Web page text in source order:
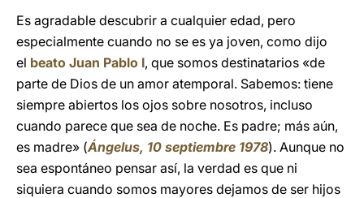
Es agradable descubrir a cualquier edad, pero
especialmente cuando no se es ya joven, como dijo
el beato Juan Pablo I, que somos destinatarios «de
parte de Dios de un amor atemporal. Sabemos: tiene
siempre abiertos los ojos sobre nosotros, incluso
cuando parece que sea de noche. Es padre; más aún,
es madre» (Ángelus, 10 septiembre 1978). Aunque no
sea espontáneo pensar así, la verdad es que ni
siquiera cuando somos mayores dejamos de ser hijos